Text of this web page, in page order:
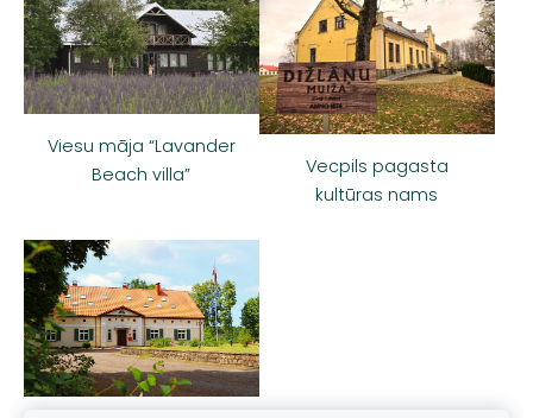
Viesu māja “Lavander
Beach villa”
Vecpils pagasta
kultūras nams